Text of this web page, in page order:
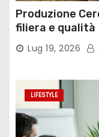
i
Produzione
filiera e qualità
Lug 19, 2026
LIFESTYLE